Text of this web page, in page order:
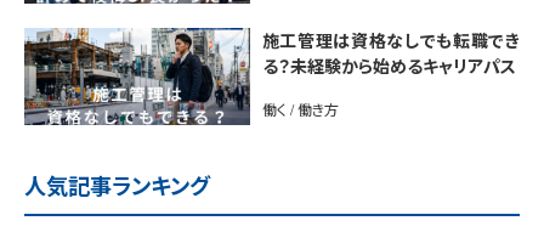
施工管理は資格なしでも転職でき
る？未経験から始めるキャリアパス
働く / 働き方
人気記事ランキング